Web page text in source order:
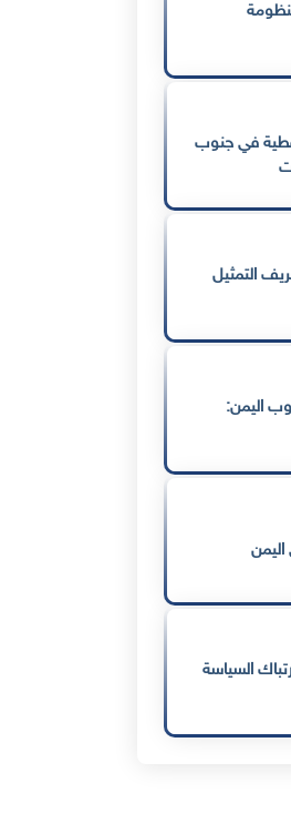
في جنوب
التمثيل
اليمن:
السياسة